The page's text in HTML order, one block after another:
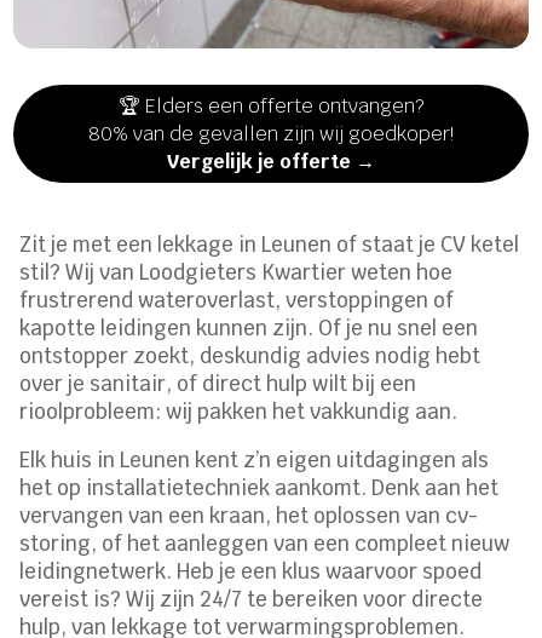
🏆 Elders een offerte ontvangen?
80% van de gevallen zijn wij goedkoper!
Vergelijk je offerte →
Zit je met een lekkage in Leunen of staat je CV ketel
stil? Wij van Loodgieters Kwartier weten hoe
frustrerend wateroverlast, verstoppingen of
kapotte leidingen kunnen zijn. Of je nu snel een
ontstopper zoekt, deskundig advies nodig hebt
over je sanitair, of direct hulp wilt bij een
rioolprobleem: wij pakken het vakkundig aan.
Elk huis in Leunen kent z’n eigen uitdagingen als
het op installatietechniek aankomt. Denk aan het
vervangen van een kraan, het oplossen van cv-
storing, of het aanleggen van een compleet nieuw
leidingnetwerk. Heb je een klus waarvoor spoed
vereist is? Wij zijn 24/7 te bereiken voor directe
hulp, van lekkage tot verwarmingsproblemen.